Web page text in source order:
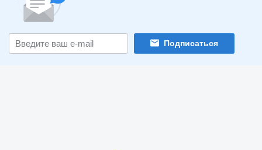
Подписаться